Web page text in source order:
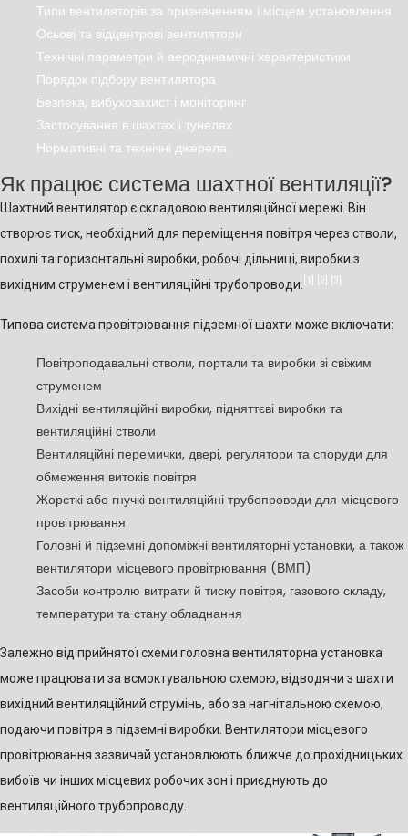
Типи вентиляторів за призначенням і місцем установлення
Осьові та відцентрові вентилятори
Технічні параметри й аеродинамічні характеристики
Порядок підбору вентилятора
Безпека, вибухозахист і моніторинг
Застосування в шахтах і тунелях
Нормативні та технічні джерела
Як працює система шахтної вентиляції?
Шахтний вентилятор є складовою вентиляційної мережі. Він
створює тиск, необхідний для переміщення повітря через стволи,
похилі та горизонтальні виробки, робочі дільниці, виробки з
вихідним струменем і вентиляційні трубопроводи.
[1] [2] [3]
Типова система провітрювання підземної шахти може включати:
Повітроподавальні стволи, портали та виробки зі свіжим
струменем
Вихідні вентиляційні виробки, підняттєві виробки та
вентиляційні стволи
Вентиляційні перемички, двері, регулятори та споруди для
обмеження витоків повітря
Жорсткі або гнучкі вентиляційні трубопроводи для місцевого
провітрювання
Головні й підземні допоміжні вентиляторні установки, а також
вентилятори місцевого провітрювання (ВМП)
Засоби контролю витрати й тиску повітря, газового складу,
температури та стану обладнання
Залежно від прийнятої схеми головна вентиляторна установка
може працювати за всмоктувальною схемою, відводячи з шахти
вихідний вентиляційний струмінь, або за нагнітальною схемою,
подаючи повітря в підземні виробки. Вентилятори місцевого
провітрювання зазвичай установлюють ближче до прохідницьких
вибоїв чи інших місцевих робочих зон і приєднують до
вентиляційного трубопроводу.